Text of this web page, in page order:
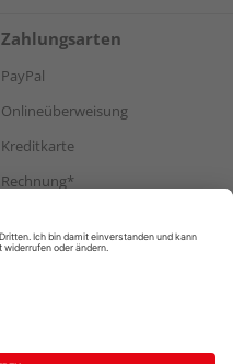
Zahlungsarten
PayPal
Onlineüberweisung
Kreditkarte
Rechnung*
Versand
Widerruf Datenschutz